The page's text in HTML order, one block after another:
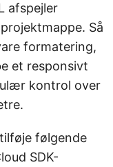
afspejler
Så
formatering,
et responsivt
kontrol over
følgende
SDK-